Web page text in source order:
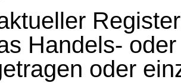
Handels-
oder